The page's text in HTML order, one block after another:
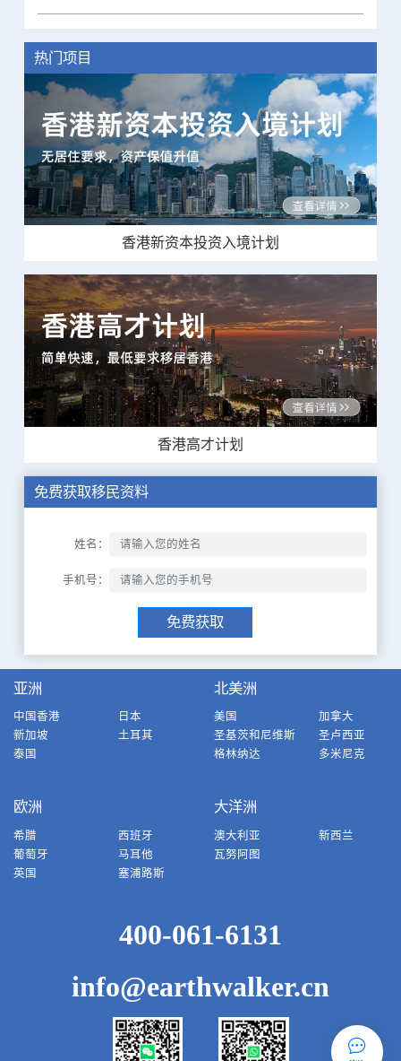
热门项目
香港新资本投资入境计划
香港高才计划
免费获取移民资料
姓名：
手机号：
免费获取
亚洲
中国香港
日本
新加坡
土耳其
泰国
北美洲
美国
加拿大
圣基茨和尼维斯
圣卢西亚
格林纳达
多米尼克
欧洲
希腊
西班牙
葡萄牙
马耳他
英国
塞浦路斯
大洋洲
澳大利亚
新西兰
瓦努阿图
400-061-6131
info@earthwalker.cn